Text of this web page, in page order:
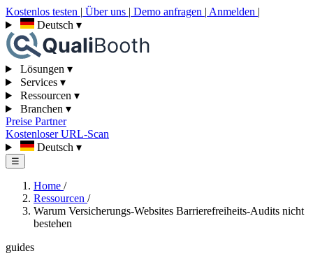
Kostenlos testen | Über uns | Demo anfragen | Anmelden |
Deutsch ▾
Lösungen ▾
Services ▾
Ressourcen ▾
Branchen ▾
Preise Partner
Kostenloser URL-Scan
Deutsch ▾
☰
Home /
Ressourcen /
Warum Versicherungs-Websites Barrierefreiheits-Audits nicht
bestehen
guides